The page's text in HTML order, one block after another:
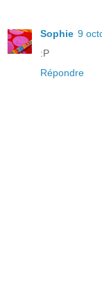
Sophie 9
:P
Répondre